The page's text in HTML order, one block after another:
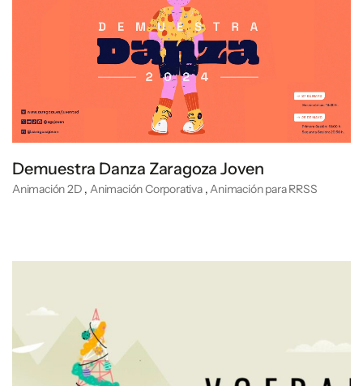
Demuestra Danza Zaragoza Joven
Animación 2D , Animación Corporativa , Animación para RRSS